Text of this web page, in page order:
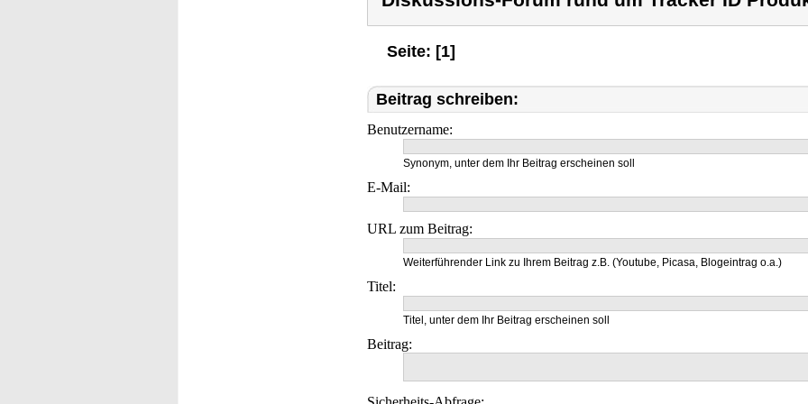
Seite: [1]
Beitrag schreiben:
Benutzername:
Synonym, unter dem Ihr Beitrag erscheinen soll
E-Mail:
URL zum Beitrag:
Weiterführender Link zu Ihrem Beitrag z.B. (Youtube, Picasa, Blogeintrag o.a.)
Titel:
Titel, unter dem Ihr Beitrag erscheinen soll
Beitrag: